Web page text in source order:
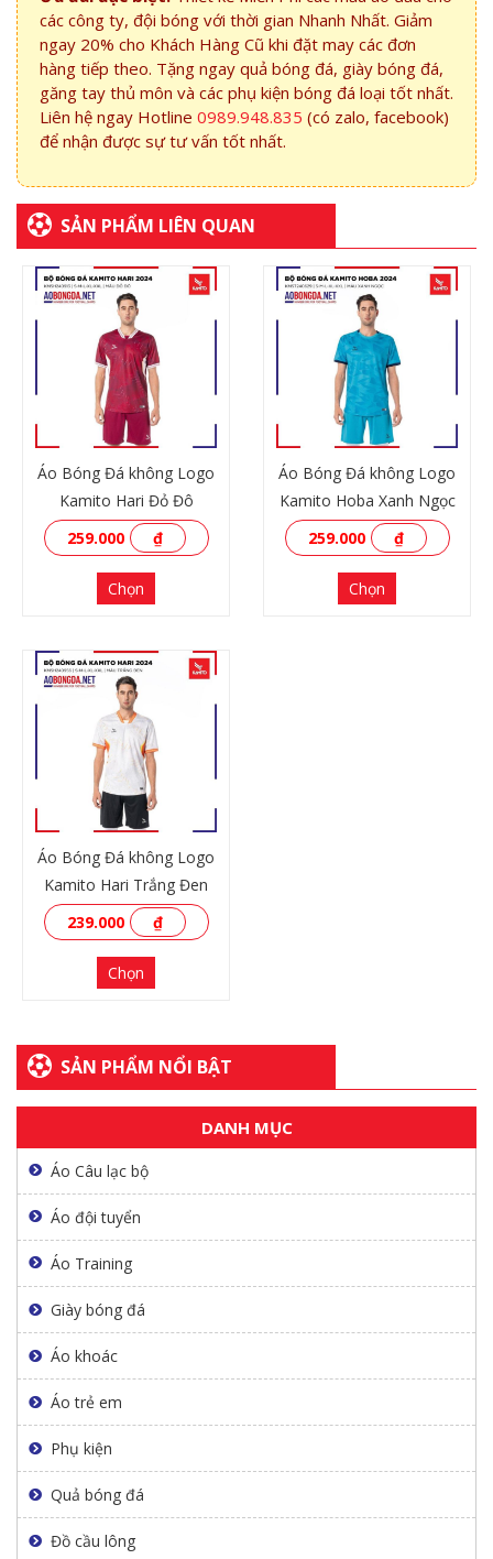
các công ty, đội bóng với thời gian Nhanh Nhất. Giảm
ngay 20% cho Khách Hàng Cũ khi đặt may các đơn
hàng tiếp theo. Tặng ngay quả bóng đá, giày bóng đá,
găng tay thủ môn và các phụ kiện bóng đá loại tốt nhất.
Liên hệ ngay Hotline 0989.948.835 (có zalo, facebook)
để nhận được sự tư vấn tốt nhất.
SẢN PHẨM LIÊN QUAN
XEM THÊM
Áo Bóng Đá không Logo
Kamito Hari Đỏ Đô
259.000
₫
Chọn
Áo Bóng Đá không Logo
Kamito Hoba Xanh Ngọc
259.000
₫
Chọn
XEM THÊM
Áo Bóng Đá không Logo
Kamito Hari Trắng Đen
239.000
₫
Chọn
SẢN PHẨM NỔI BẬT
DANH MỤC
Áo Câu lạc bộ
Áo đội tuyển
Áo Training
Giày bóng đá
Áo khoác
Áo trẻ em
Phụ kiện
Quả bóng đá
Đồ cầu lông